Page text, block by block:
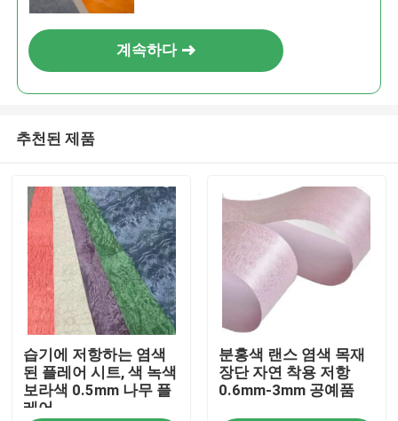
계속하다
추천된 제품
습기에 저항하는 염색
된 플레어 시트, 색 녹색
보라색 0.5mm 나무 플
레어
분홍색 랜스 염색 목재
장단 자연 착용 저항
0.6mm-3mm 공예품